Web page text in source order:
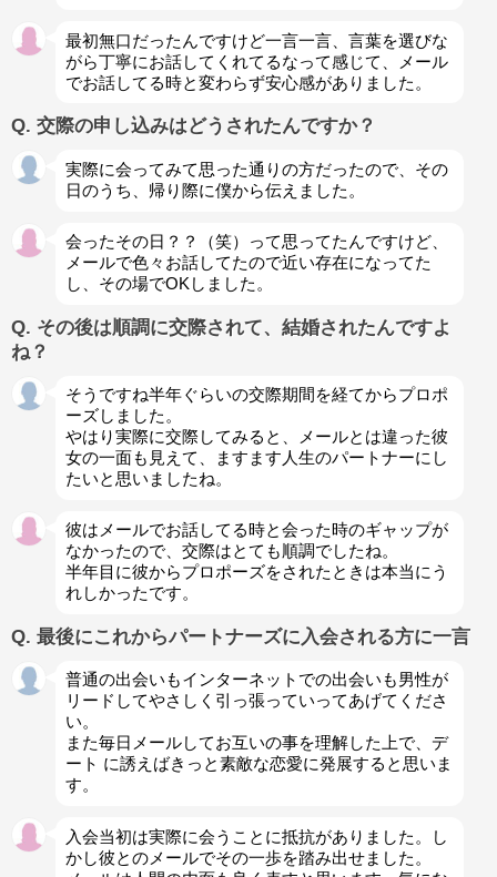
最初無口だったんですけど一言一言、言葉を選びな
がら丁寧にお話してくれてるなって感じて、メール
でお話してる時と変わらず安心感がありました。
Q. 交際の申し込みはどうされたんですか？
実際に会ってみて思った通りの方だったので、その
日のうち、帰り際に僕から伝えました。
会ったその日？？（笑）って思ってたんですけど、
メールで色々お話してたので近い存在になってた
し、その場でOKしました。
Q. その後は順調に交際されて、結婚されたんですよ
ね？
そうですね半年ぐらいの交際期間を経てからプロポ
ーズしました。
やはり実際に交際してみると、メールとは違った彼
女の一面も見えて、ますます人生のパートナーにし
たいと思いましたね。
彼はメールでお話してる時と会った時のギャップが
なかったので、交際はとても順調でしたね。
半年目に彼からプロポーズをされたときは本当にう
れしかったです。
Q. 最後にこれからパートナーズに入会される方に一言
普通の出会いもインターネットでの出会いも男性が
リードしてやさしく引っ張っていってあげてくださ
い。
また毎日メールしてお互いの事を理解した上で、デ
ート に誘えばきっと素敵な恋愛に発展すると思いま
す。
入会当初は実際に会うことに抵抗がありました。し
かし彼とのメールでその一歩を踏み出せました。